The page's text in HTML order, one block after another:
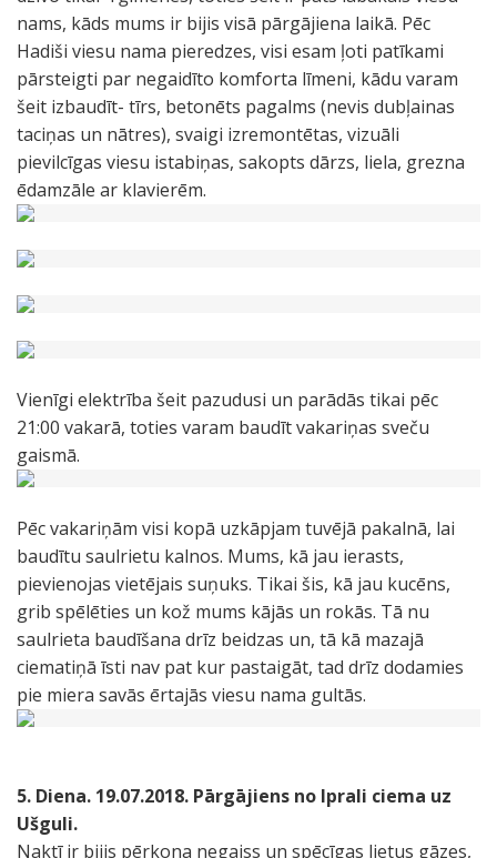
nams, kāds mums ir bijis visā pārgājiena laikā. Pēc
Hadiši viesu nama pieredzes, visi esam ļoti patīkami
pārsteigti par negaidīto komforta līmeni, kādu varam
šeit izbaudīt- tīrs, betonēts pagalms (nevis dubļainas
taciņas un nātres), svaigi izremontētas, vizuāli
pievilcīgas viesu istabiņas, sakopts dārzs, liela, grezna
ēdamzāle ar klavierēm.
Vienīgi elektrība šeit pazudusi un parādās tikai pēc
21:00 vakarā, toties varam baudīt vakariņas sveču
gaismā.
Pēc vakariņām visi kopā uzkāpjam tuvējā pakalnā, lai
baudītu saulrietu kalnos. Mums, kā jau ierasts,
pievienojas vietējais suņuks. Tikai šis, kā jau kucēns,
grib spēlēties un kož mums kājās un rokās. Tā nu
saulrieta baudīšana drīz beidzas un, tā kā mazajā
ciematiņā īsti nav pat kur pastaigāt, tad drīz dodamies
pie miera savās ērtajās viesu nama gultās.
5. Diena. 19.07.2018. Pārgājiens no Iprali ciema uz
Ušguli.
Naktī ir bijis pērkona negaiss un spēcīgas lietus gāzes,